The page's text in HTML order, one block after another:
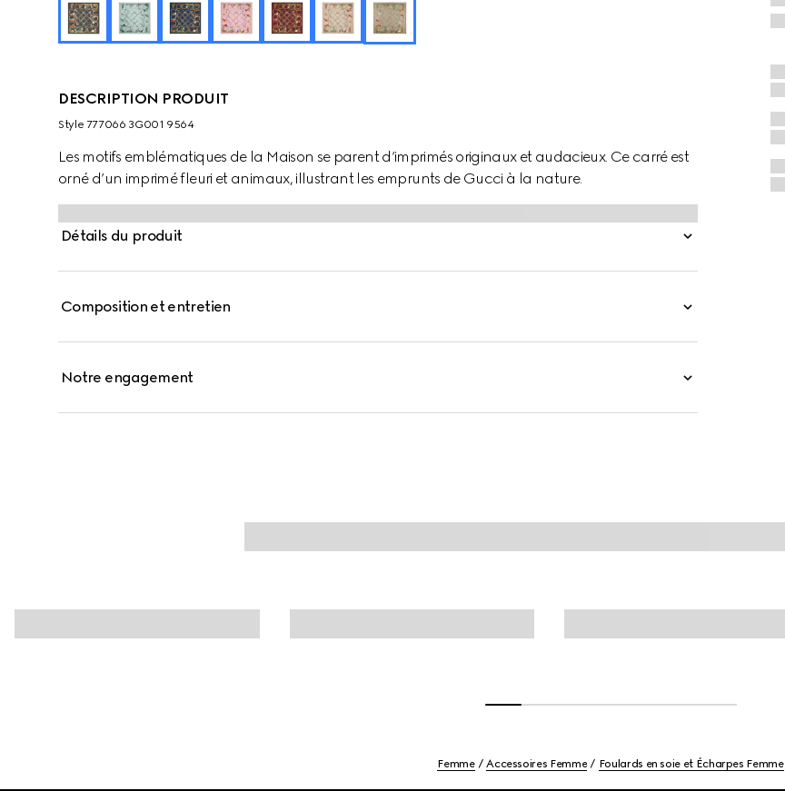
DESCRIPTION PRODUIT
Style ‎777066 3G001 9564
Les motifs emblématiques de la Maison se parent d’imprimés originaux et audacieux. Ce carré est
orné d’un imprimé fleuri et animaux, illustrant les emprunts de Gucci à la nature.
Détails du produit
Composition et entretien
Notre engagement
Femme Accessoires Femme Foulards en soie et Écharpes Femme